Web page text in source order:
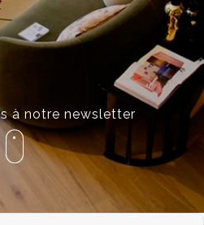
à notre newsletter